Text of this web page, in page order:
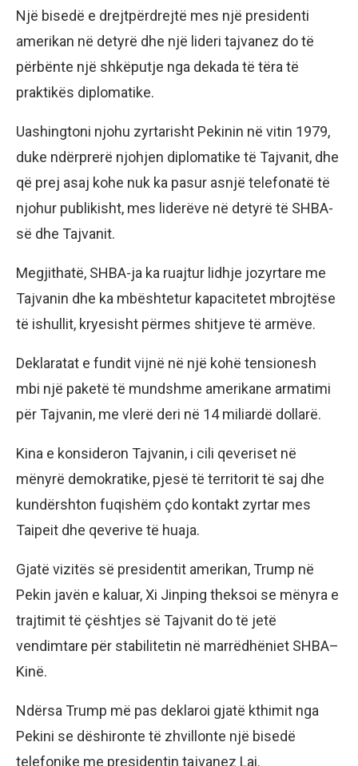
Një bisedë e drejtpërdrejtë mes një presidenti
amerikan në detyrë dhe një lideri tajvanez do të
përbënte një shkëputje nga dekada të tëra të
praktikës diplomatike.
Uashingtoni njohu zyrtarisht Pekinin në vitin 1979,
duke ndërprerë njohjen diplomatike të Tajvanit, dhe
që prej asaj kohe nuk ka pasur asnjë telefonatë të
njohur publikisht, mes liderëve në detyrë të SHBA-
së dhe Tajvanit.
Megjithatë, SHBA-ja ka ruajtur lidhje jozyrtare me
Tajvanin dhe ka mbështetur kapacitetet mbrojtëse
të ishullit, kryesisht përmes shitjeve të armëve.
Deklaratat e fundit vijnë në një kohë tensionesh
mbi një paketë të mundshme amerikane armatimi
për Tajvanin, me vlerë deri në 14 miliardë dollarë.
Kina e konsideron Tajvanin, i cili qeveriset në
mënyrë demokratike, pjesë të territorit të saj dhe
kundërshton fuqishëm çdo kontakt zyrtar mes
Taipeit dhe qeverive të huaja.
Gjatë vizitës së presidentit amerikan, Trump në
Pekin javën e kaluar, Xi Jinping theksoi se mënyra e
trajtimit të çështjes së Tajvanit do të jetë
vendimtare për stabilitetin në marrëdhëniet SHBA–
Kinë.
Ndërsa Trump më pas deklaroi gjatë kthimit nga
Pekini se dëshironte të zhvillonte një bisedë
telefonike me presidentin tajvanez Lai.